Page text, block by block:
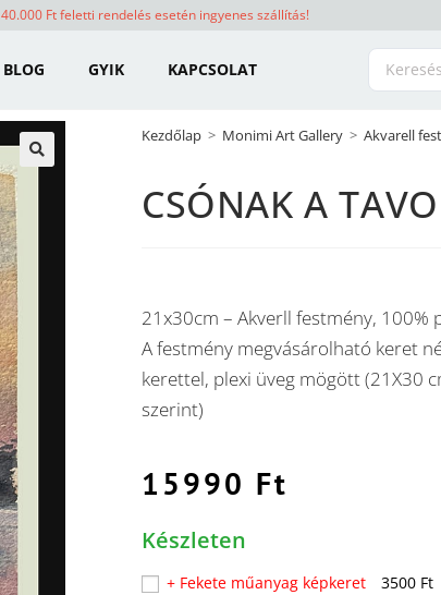
40.000 Ft feletti rendelés esetén ingyenes szállítás!
BLOG GYIK KAPCSOLAT
Kezdőlap > Monimi Art Gallery > Akvarell
CSÓNAK A
21x30cm – Akverll festmény, 100%
A festmény megvásárolható keret
kerettel, plexi üveg mögött (21X30
szerint)
15990 Ft
Készleten
+ Fekete műanyag képkeret 3500 Ft